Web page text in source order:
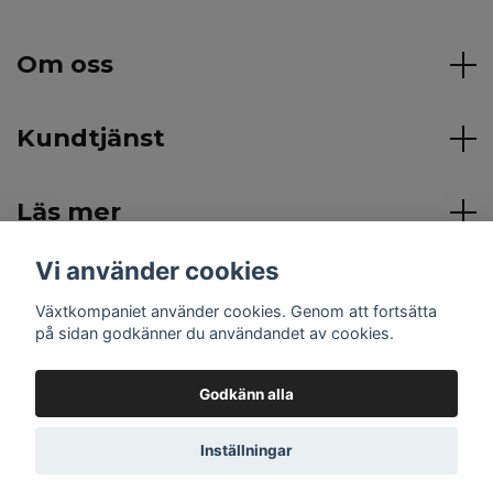
Om oss
Kundtjänst
Läs mer
Sociala medier
© 2026 Växtkompaniet
Vi använder cookies
Växtkompaniet använder cookies. Genom att fortsätta
på sidan godkänner du användandet av cookies.
Godkänn alla
Inställningar